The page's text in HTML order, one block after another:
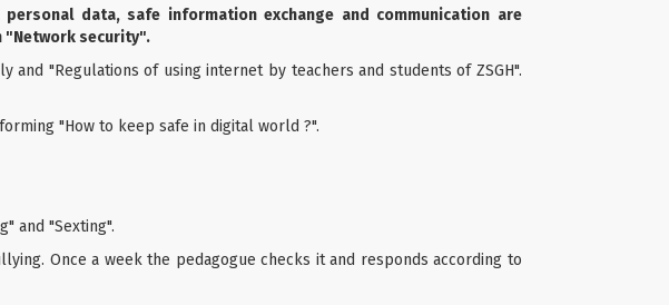
data, safe information exchange and communication are
"Network security".
"Regulations of using internet by teachers and students of ZSGH".
"How to keep safe in digital world ?".
and "Sexting".
Once a week the pedagogue checks it and responds according to